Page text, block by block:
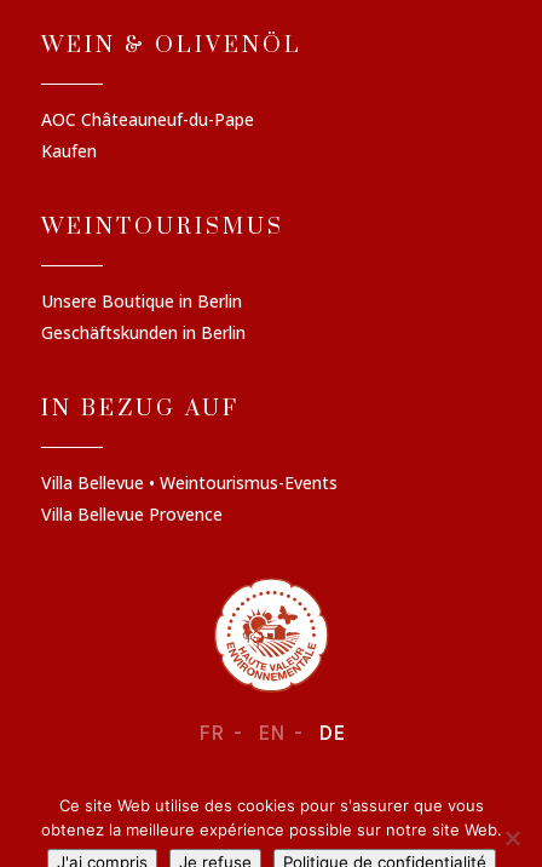
WEIN & OLIVENÖL
AOC Châteauneuf-du-Pape
Kaufen
WEINTOURISMUS
Unsere Boutique in Berlin
Geschäftskunden in Berlin
IN BEZUG AUF
Villa Bellevue • Weintourismus-Events
Villa Bellevue Provence
FR EN DE
RECHTLICHE INFORMATIONEN–VERTRAULICHKEIT
Ce site Web utilise des cookies pour s'assurer que vous
obtenez la meilleure expérience possible sur notre site Web.
J'ai compris
Je refuse Politique de confidentialité